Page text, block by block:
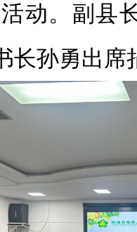
动。副县
孙勇出席